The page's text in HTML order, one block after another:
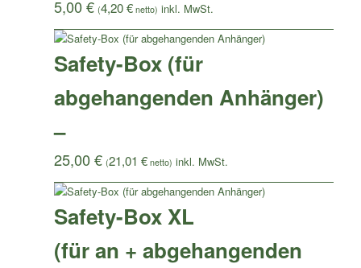
5,00€ (4,20€netto)
Safety-Box (für
abgehangenden Anhänger)
–
25,00€ (21,01 €netto)
Safety-Box XL
(für an + abgehangenden